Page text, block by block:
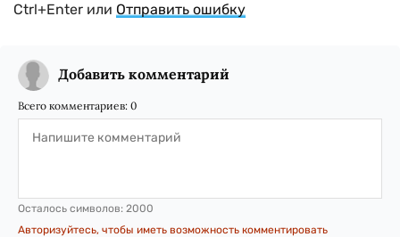
Ctrl+Enter или Отправить ошибку
Добавить комментарий
Всего комментариев: 0
Осталось символов: 2000
Авторизуйтесь, чтобы иметь возможность комментировать